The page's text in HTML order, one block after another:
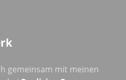
gemeinsam mit meinen